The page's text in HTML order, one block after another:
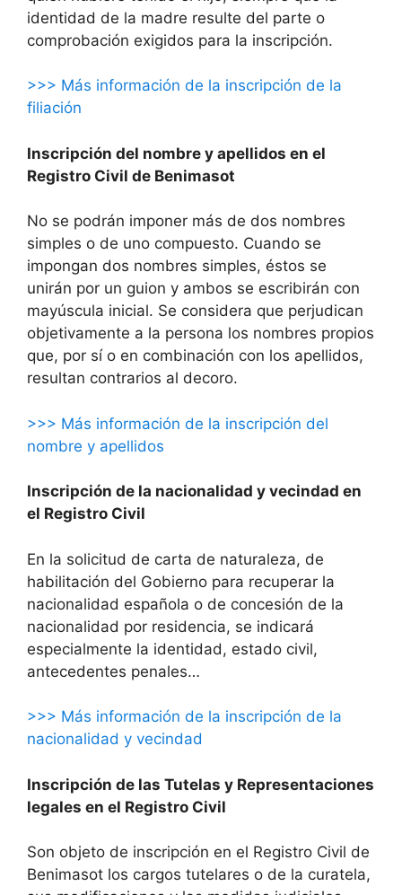
identidad de la madre resulte del parte o
comprobación exigidos para la inscripción.
>>> Más información de la inscripción de la
filiación
Inscripción del nombre y apellidos en el
Registro Civil de Benimasot
No se podrán imponer más de dos nombres
simples o de uno compuesto. Cuando se
impongan dos nombres simples, éstos se
unirán por un guion y ambos se escribirán con
mayúscula inicial. Se considera que perjudican
objetivamente a la persona los nombres propios
que, por sí o en combinación con los apellidos,
resultan contrarios al decoro.
>>> Más información de la inscripción del
nombre y apellidos
Inscripción de la nacionalidad y vecindad en
el Registro Civil
En la solicitud de carta de naturaleza, de
habilitación del Gobierno para recuperar la
nacionalidad española o de concesión de la
nacionalidad por residencia, se indicará
especialmente la identidad, estado civil,
antecedentes penales…
>>> Más información de la inscripción de la
nacionalidad y vecindad
Inscripción de las Tutelas y Representaciones
legales en el Registro Civil
Son objeto de inscripción en el Registro Civil de
Benimasot los cargos tutelares o de la curatela,